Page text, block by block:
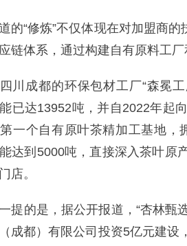
的“修炼”不仅体现在对加盟商
链体系，通过构建自有原料工
川成都的环保包材工厂“森冕
已达13952吨，并自2022年起
一个自有原叶茶精加工基地
达到5000吨，直接深入茶叶原
店。
提的是，据公开报道，“杏林甄
成都）有限公司投资5亿元建设